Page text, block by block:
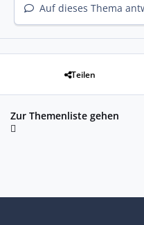
Auf dieses Thema
Teilen
Zur Themenliste gehen